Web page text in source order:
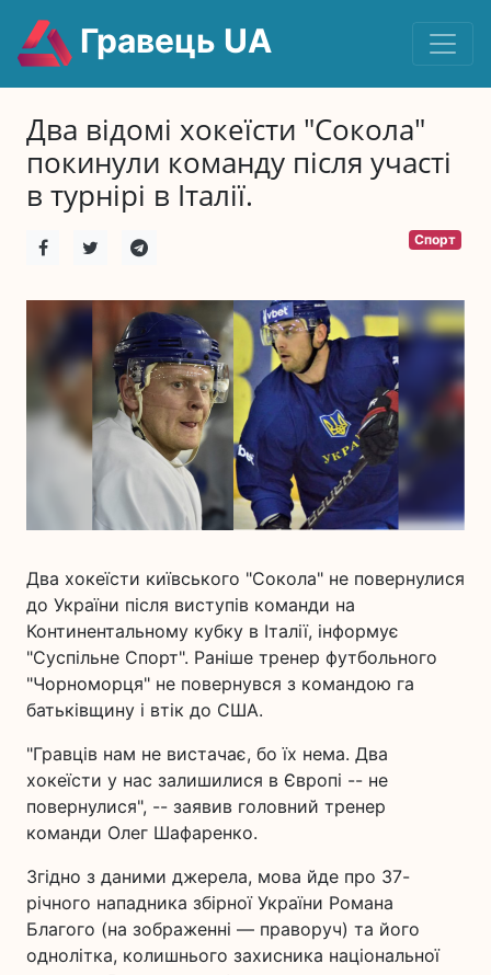
Гравець UA
Два відомі хокеїсти "Сокола"
покинули команду після участі
в турнірі в Італії.
Спорт
Два хокеїсти київського "Сокола" не повернулися
до України після виступів команди на
Континентальному кубку в Італії, інформує
"Суспільне Спорт". Раніше тренер футбольного
"Чорноморця" не повернувся з командою га
батьківщину і втік до США.
"Гравців нам не вистачає, бо їх нема. Два
хокеїсти у нас залишилися в Європі -- не
повернулися", -- заявив головний тренер
команди Олег Шафаренко.
Згідно з даними джерела, мова йде про 37-
річного нападника збірної України Романа
Благого (на зображенні — праворуч) та його
однолітка, колишнього захисника національної